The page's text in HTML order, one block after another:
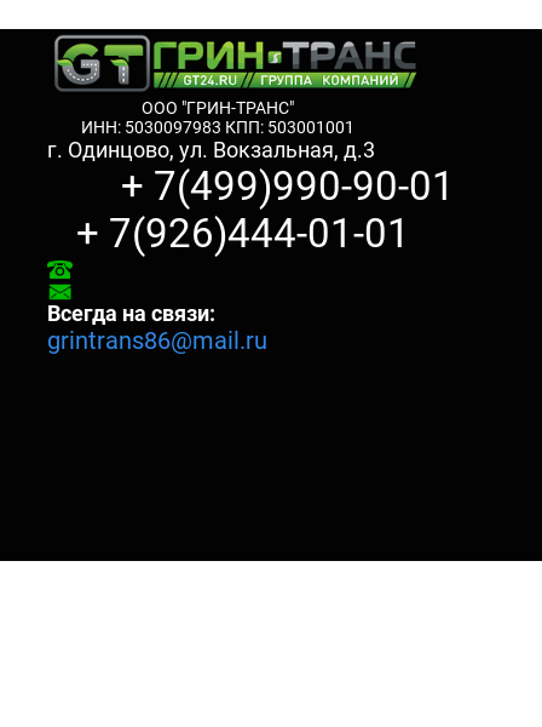
ООО "ГРИН-ТРАНС"
ИНН: 5030097983 КПП: 503001001
г. Одинцово, ул. Вокзальная, д.3
+ 7(499)990-90-01
+ 7(926)444-01-01
Всегда на связи:
grintrans86@mail.ru